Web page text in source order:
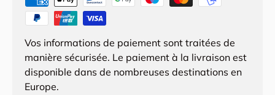
Vos informations de paiement sont traitées de
manière sécurisée. Le paiement à la livraison est
disponible dans de nombreuses destinations en
Europe.